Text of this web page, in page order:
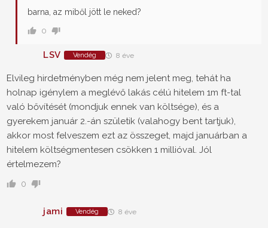
barna, az miből jött le neked?
0
LSV Vendég 8 éve
Elvileg hirdetményben még nem jelent meg, tehát ha
holnap igénylem a meglévő lakás célú hitelem 1m ft-tal
való bővítését (mondjuk ennek van költsége), és a
gyerekem január 2.-án születik (valahogy bent tartjuk),
akkor most felveszem ezt az összeget, majd januárban a
hitelem költségmentesen csökken 1 millióval. Jól
értelmezem?
0
jami Vendég 8 éve